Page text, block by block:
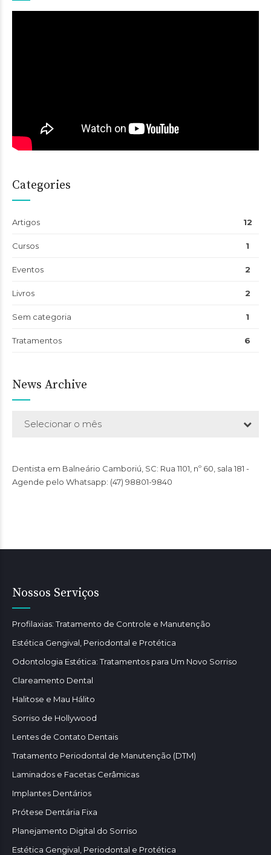
Categories
Artigos 12
Cursos 1
Eventos 2
Livros 2
Sem categoria 1
Tratamentos 6
News Archive
Selecionar o mês
Dentista em Balneário Camboriú, SC: Rua 1101, nº 60, sala 181 -
Agende pelo Whatsapp: (47) 98801-9840
Nossos Serviços
Profilaxias: Tratamento de Controle e Manutenção
Estética Gengival, Periodontal e Protética
Odontologia Estética: Tratamentos para Um Novo Sorriso
Clareamento Dental
Halitose e Mau Hálito
Sorriso de Hollywood
Lentes de Contato Dentais
Tratamento Periodontal de Manutenção (DTM)
Laminados e Facetas Cerâmicas
Implantes Dentários
Prótese Dentária Fixa
Planejamento Digital do Sorriso
Estética Gengival, Periodontal e Protética